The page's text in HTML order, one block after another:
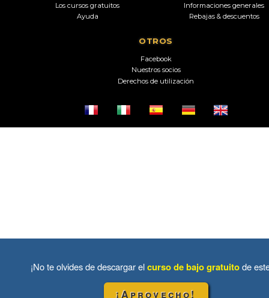
Los cursos gratuitos
Ayuda
Informaciones generales
Rebajas & descuentos
OTROS
Facebook
Nuestros socios
Derechos de utilización
¡No te olvides de descargar elcurso de bajo gratuitode
¡Aprovecho!